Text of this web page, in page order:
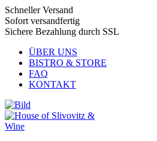
Schneller Versand
Sofort versandfertig
Sichere Bezahlung durch SSL
ÜBER UNS
BISTRO & STORE
FAQ
KONTAKT